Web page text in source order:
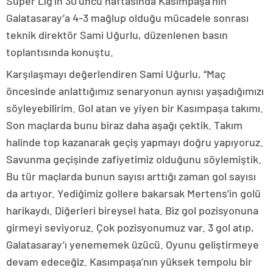
Galatasaray’a 4-3 mağlup olduğu mücadele sonrası
teknik direktör Sami Uğurlu, düzenlenen basın
toplantısında konuştu.
Karşılaşmayı değerlendiren Sami Uğurlu, “Maç
öncesinde anlattığımız senaryonun aynısı yaşadığımızı
söyleyebilirim. Gol atan ve yiyen bir Kasımpaşa takımı.
Son maçlarda bunu biraz daha aşağı çektik. Takım
halinde top kazanarak geçiş yapmayı doğru yapıyoruz.
Savunma geçişinde zafiyetimiz olduğunu söylemiştik.
Bu tür maçlarda bunun sayısı arttığı zaman gol sayısı
da artıyor. Yediğimiz gollere bakarsak Mertens’in golü
harikaydı. Diğerleri bireysel hata. Biz gol pozisyonuna
girmeyi seviyoruz. Çok pozisyonumuz var. 3 gol atıp,
Galatasaray’ı yenememek üzücü. Oyunu geliştirmeye
devam edeceğiz. Kasımpaşa’nın yüksek tempolu bir